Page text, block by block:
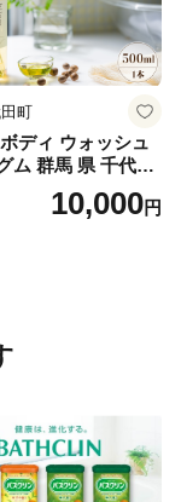
町
ディ ウォッシュ
ム 群馬 県 千代田
クス〉10,000円